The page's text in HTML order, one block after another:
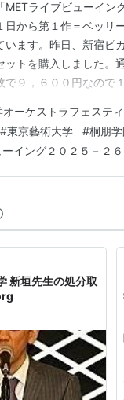
METライブビューイン
日から第１作＝ベッリ
います。昨日、新宿ピ
ットを購入しました。
で９，６００円なので
いうことでわが家に来
トランプ米大統領は
やNBCなどのテレビ
きでないと主張した と
義者の常套手段だ ロ…
ーケストラフェステ
#東京藝術大学 #桐朋
イング２０２５－２６
新垣先生の処分取